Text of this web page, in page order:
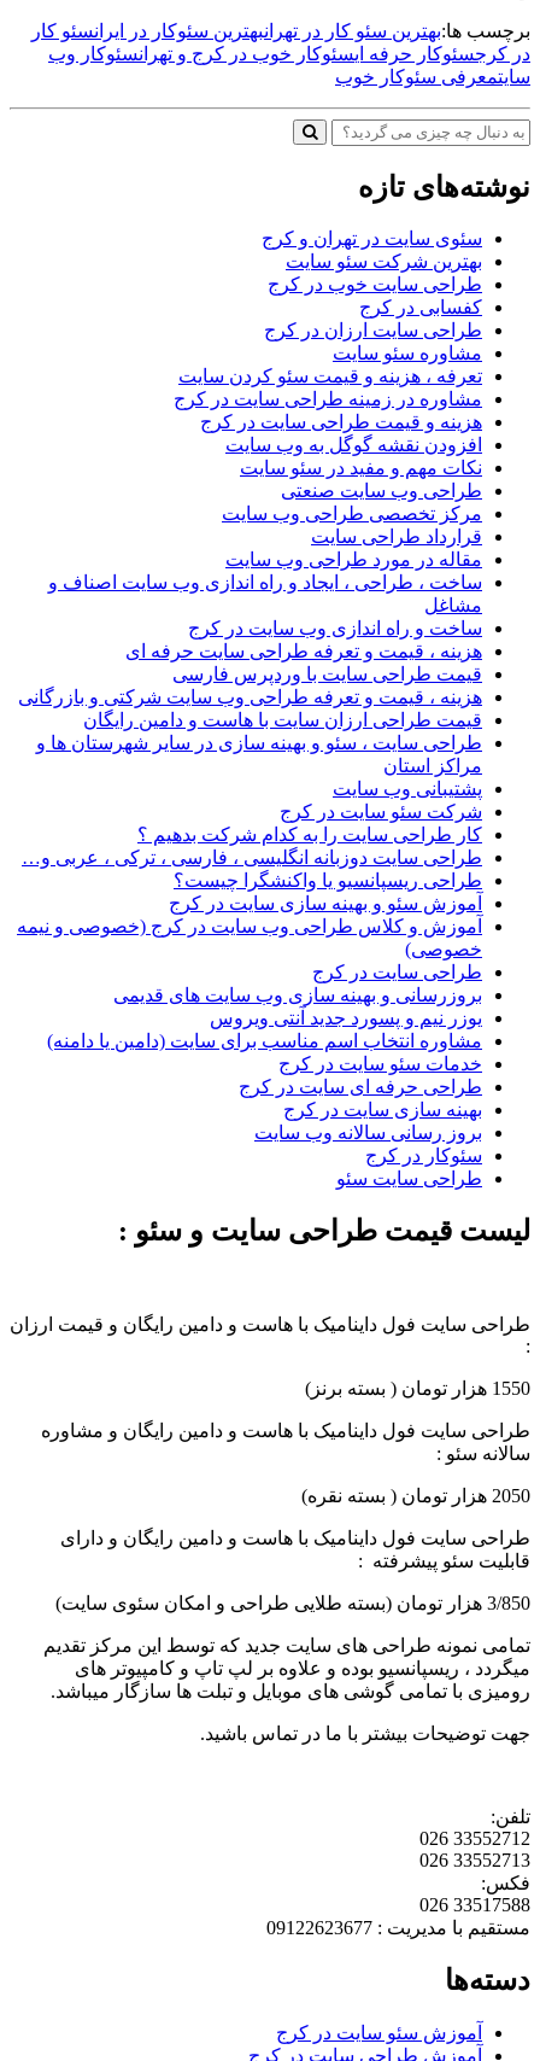
برچسب ها:بهترین سئو کار در تهرانبهترین سئوکار در ایرانسئو کار
در کرجسئوکار حرفه ایسئوکار خوب در کرج و تهرانسئوکار وب
سایتمعرفی سئوکار خوب
نوشته‌های تازه
سئوی سایت در تهران و کرج
بهترین شرکت سئو سایت
طراحی سایت خوب در کرج
کفسابی در کرج
طراحی سایت ارزان در کرج
مشاوره سئو سایت
تعرفه ، هزینه و قیمت سئو کردن سایت
مشاوره در زمینه طراحی سایت در کرج
هزینه و قیمت طراحی سایت در کرج
افزودن نقشه گوگل به وب سایت
نکات مهم و مفید در سئو سایت
طراحی وب سایت صنعتی
مرکز تخصصی طراحی وب سایت
قرارداد طراحی سایت
مقاله در مورد طراحی وب سایت
ساخت ، طراحی ، ایجاد و راه اندازی وب سایت اصناف و
مشاغل
ساخت و راه اندازی وب سایت در کرج
هزینه ، قیمت و تعرفه طراحی سایت حرفه ای
قیمت طراحی سایت با وردپرس فارسی
هزینه ، قیمت و تعرفه طراحی وب سایت شرکتی و بازرگانی
قیمت طراحی ارزان سایت با هاست و دامین رایگان
طراحی سایت ، سئو و بهینه سازی در سایر شهرستان ها و
مراکز استان
پشتیبانی وب سایت
شرکت سئو سایت در کرج
کار طراحی سایت را به کدام شرکت بدهیم ؟
طراحی سایت دوزبانه انگلیسی ، فارسی ، ترکی ، عربی و…
طراحی ریسپانسیو یا واکنشگرا چیست؟
آموزش سئو و بهینه سازی سایت در کرج
آموزش و کلاس طراحی وب سایت در کرج (خصوصی و نیمه
خصوصی)
طراحی سایت در کرج
بروزرسانی و بهینه سازی وب سایت های قدیمی
یوزر نیم و پسورد جدید آنتی ویروس
مشاوره انتخاب اسم مناسب برای سایت (دامین یا دامنه)
خدمات سئو سایت در کرج
طراحی حرفه ای سایت در کرج
بهینه سازی سایت در کرج
بروز رسانی سالانه وب سایت
سئوکار در کرج
طراحی سایت سئو
لیست قیمت طراحی سایت و سئو :
طراحی سایت فول داینامیک با هاست و دامین رایگان و قیمت ارزان
:
1550 هزار تومان ( بسته برنز)
طراحی سایت فول داینامیک با هاست و دامین رایگان و مشاوره
سالانه سئو :
2050 هزار تومان ( بسته نقره)
طراحی سایت فول داینامیک با هاست و دامین رایگان و دارای
قابلیت سئو پیشرفته :
3/850 هزار تومان (بسته طلایی طراحی و امکان سئوی سایت)
تمامی نمونه طراحی های سایت جدید که توسط این مرکز تقدیم
میگردد ، ریسپانسیو بوده و علاوه بر لپ تاپ و کامپیوتر های
رومیزی با تمامی گوشی های موبایل و تبلت ها سازگار میباشد.
جهت توضیحات بیشتر با ما در تماس باشید.
تلفن:
33552712 026
33552713 026
فکس:
33517588 026
مستقیم با مدیریت : 09122623677
دسته‌ها
آموزش سئو سایت در کرج
آموزش طراحی سایت در کرج